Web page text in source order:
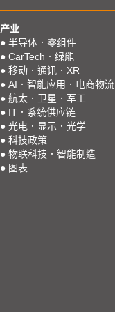
产业
● 半导体．零组件
● CarTech．绿能
● 移动．通讯．XR
● AI．智能应用．电商物流
● 航太．卫星．军工
● IT．系统供应链
● 光电．显示．光学
● 科技政策
● 物联科技．智能制造
● 图表